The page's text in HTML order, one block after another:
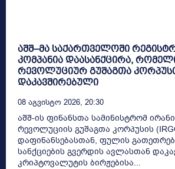
აშშ–მა საქართველოში
კომპანია დაასანქცირა,
რევოლუციურ გუშაგთა
დაკავშირებული
08 Აგვისტო 2026, 20:30
აშშ-ის ფინანსთა სამინისტრომ
რევოლუციის გუშაგთა კორპუსის
დაფინანსებასთან, ფულის
სანქციების გვერდის ავლასთან
კრიპტოვალუტის ბირჟებისა...